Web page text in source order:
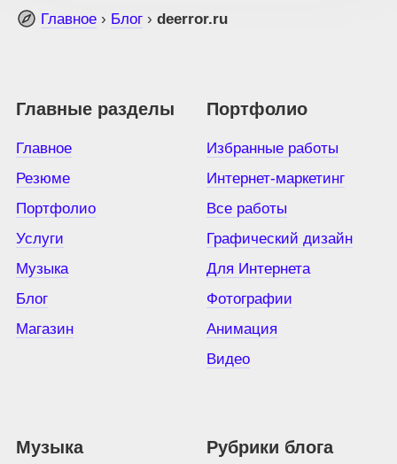
Главное› Блог› deerror.ru
Главные разделы
Главное
Резюме
Портфолио
Услуги
Музыка
Блог
Магазин
Портфолио
Избранные работы
Интернет-маркетинг
Все работы
Графический дизайн
Для Интернета
Фотографии
Анимация
Видео
Музыка Рубрики блога